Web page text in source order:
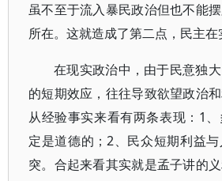
虽不至于流入暴民政治但也不能
所在。这就造成了第二点，民主在
在现实政治中，由于民意独
的短期效应，往往导致欲望政治和
从经验事实来看有两条表现：1
定是道德的；2、民众短期利益
突。合起来看其实就是孟子讲的